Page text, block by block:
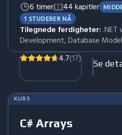
6 timer 44 kapitler
1 STUDERER NÅ
Tilegnede ferdigheter:
Development, Database
4.7(17) Se
KURS
C# Arrays